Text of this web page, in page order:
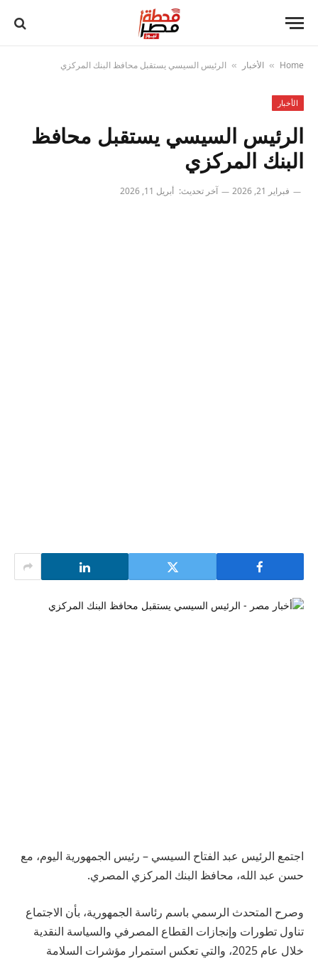
Home
» الأخبار » الرئيس السيسي يستقبل محافظ البنك المركزي
الأخبار
الرئيس السيسي يستقبل محافظ
البنك المركزي
فبراير 21, 2026 آخر تحديث: أبريل 11, 2026
اجتمع الرئيس عبد الفتاح السيسي – رئيس الجمهورية اليوم، مع
حسن عبد الله، محافظ البنك المركزي المصري.
وصرح المتحدث الرسمي باسم رئاسة الجمهورية، بأن الاجتماع
تناول تطورات وإنجازات القطاع المصرفي والسياسة النقدية
خلال عام 2025، والتي تعكس استمرار مؤشرات السلامة